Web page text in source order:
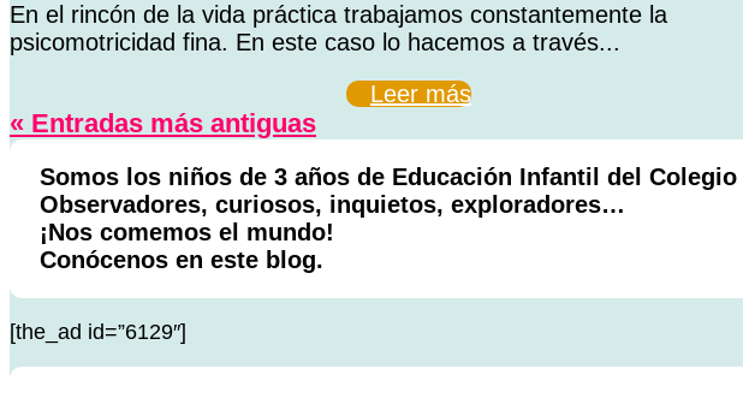
En el rincón de la vida práctica trabajamos constantemente la
psicomotricidad fina. En este caso lo hacemos a través...
Leer más
« Entradas más antiguas
Somos los niños de 3 años de Educación Infantil del
Observadores, curiosos, inquietos, exploradores…
¡Nos comemos el mundo!
Conócenos en este blog.
[the_ad id=”6129″]